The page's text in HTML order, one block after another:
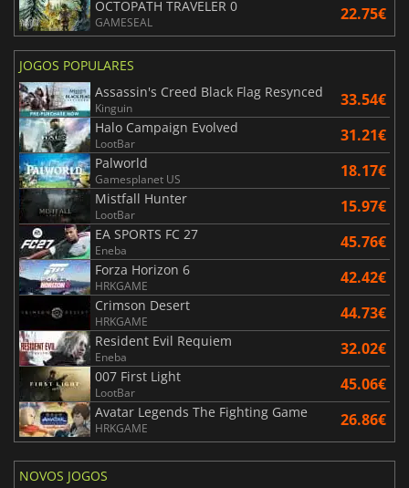
OCTOPATH TRAVELER 0
GAMESEAL 22.75€
JOGOS POPULARES
Assassin's Creed Black Flag Resynced
Kinguin 33.54€
Halo Campaign Evolved
LootBar 31.21€
Palworld
Gamesplanet US 18.17€
Mistfall Hunter
LootBar 15.97€
EA SPORTS FC 27
Eneba 45.76€
Forza Horizon 6
HRKGAME 42.42€
Crimson Desert
HRKGAME 44.73€
Resident Evil Requiem
Eneba 32.02€
007 First Light
LootBar 45.06€
Avatar Legends The Fighting Game
HRKGAME 26.86€
NOVOS JOGOS